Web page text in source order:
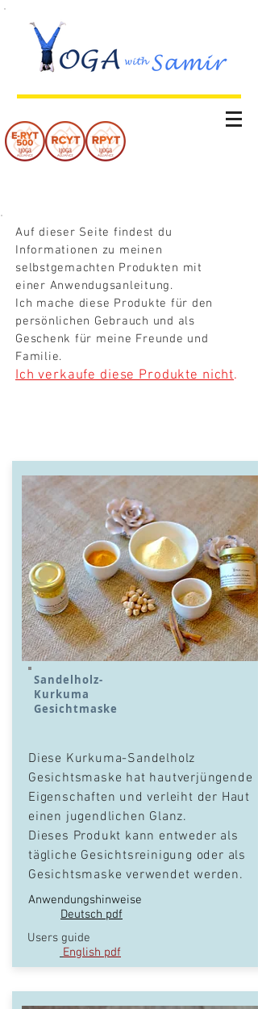
Auf dieser Seite findest du
Informationen zu meinen
selbstgemachten Produkten mit
einer Anwendugsanleitung.
Ich mache diese Produkte für den
persönlichen Gebrauch und als
Geschenk für meine Freunde und
Familie.
Ich verkaufe diese Produkte nicht.
Sandelholz-
Kurkuma
Gesichtmaske
Diese Kurkuma-Sandelholz
Gesichtsmaske hat hautverjüngende
Eigenschaften und verleiht der Haut
einen jugendlichen Glanz.
Dieses Produkt kann entweder als
tägliche Gesichtsreinigung oder als
Gesichtsmaske verwendet werden.
Anwendungshinweise
Deutsch pdf
Users guide
English pdf